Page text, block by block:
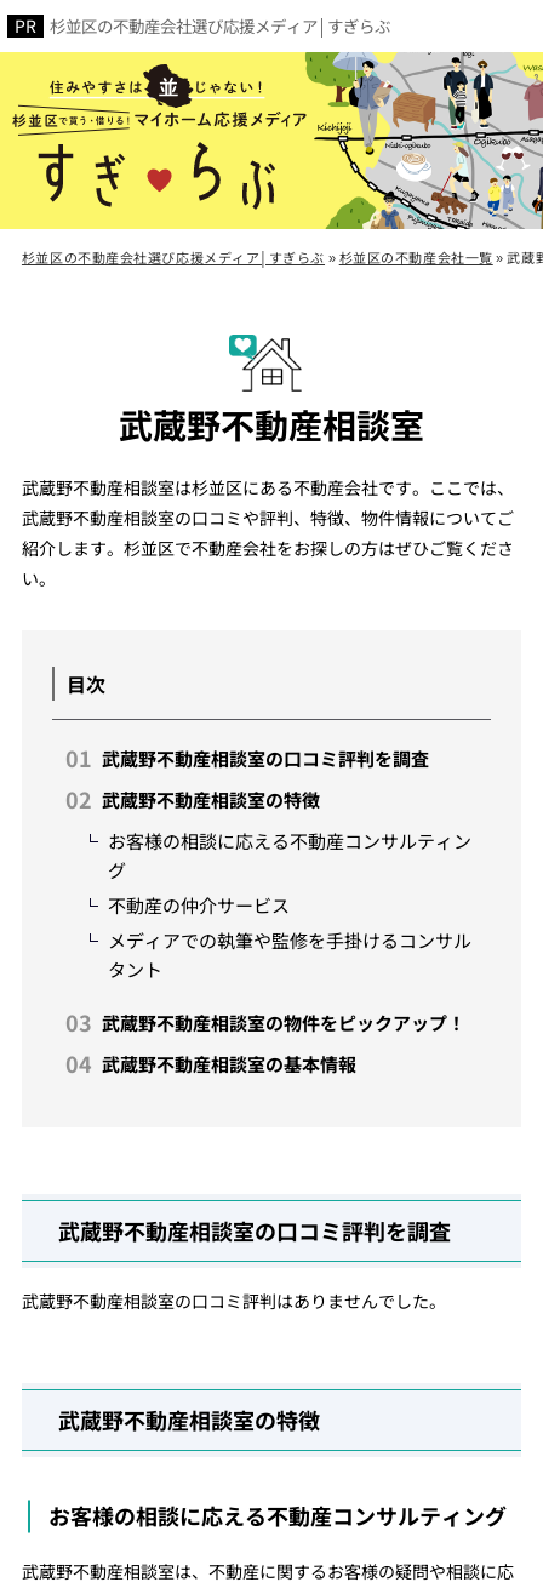
杉並区の不動産会社選び応援メディア│すぎらぶ
杉並区の不動産会社選び応援メディア│すぎらぶ »杉並区の不動産会社一覧»武蔵
武蔵野不動産相談室
武蔵野不動産相談室は杉並区にある不動産会社です。ここでは、
武蔵野不動産相談室の口コミや評判、特徴、物件情報についてご
紹介します。杉並区で不動産会社をお探しの方はぜひご覧くださ
い。
目次
武蔵野不動産相談室の口コミ評判を調査
武蔵野不動産相談室の特徴
お客様の相談に応える不動産コンサルティン
グ
不動産の仲介サービス
メディアでの執筆や監修を手掛けるコンサル
タント
武蔵野不動産相談室の物件をピックアップ！
武蔵野不動産相談室の基本情報
武蔵野不動産相談室の口コミ評判を調査
武蔵野不動産相談室の口コミ評判はありませんでした。
武蔵野不動産相談室の特徴
お客様の相談に応える不動産コンサルティング
武蔵野不動産相談室は、不動産に関するお客様の疑問や相談に応